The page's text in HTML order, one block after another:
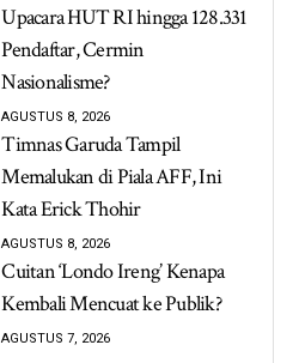
Upacara HUT RI hingga 128.331
Pendaftar, Cermin
Nasionalisme?
AGUSTUS 8, 2026
Timnas Garuda Tampil
Memalukan di Piala AFF, Ini
Kata Erick Thohir
AGUSTUS 8, 2026
Cuitan ‘Londo Ireng’ Kenapa
Kembali Mencuat ke Publik?
AGUSTUS 7, 2026